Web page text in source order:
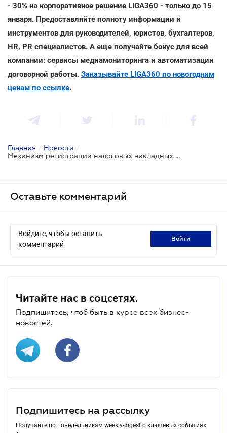
- 30% на корпоративное решение LIGA360 - только до 15
января. Предоставляйте полноту информации и
инструментов для руководителей, юристов, бухгалтеров,
HR, PR специалистов. А еще получайте бонус для всей
компании: сервисы медиамониторинга и автоматизации
договорной работы. Заказывайте LIGA360 по новогодним
ценам по ссылке.
Главная / Новости /
Механизм регистрации налоговых накладных могут изменить - проект
Оставьте комментарий
Войдите, чтобы оставить
комментарий
войти
Читайте нас в соцсетях.
Подпишитесь, чтоб быть в курсе всех бизнес-
новостей.
Подпишитесь на рассылку
Получайте по понедельникам weekly-digest о ключевых событиях